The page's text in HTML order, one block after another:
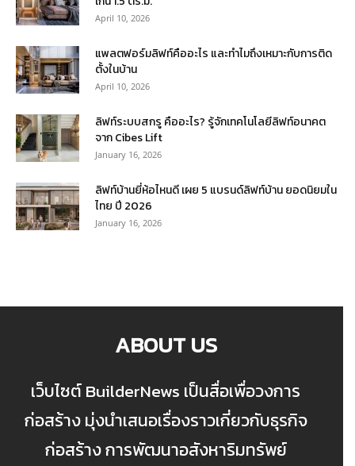
April 10, 2026
แพลตฟอร์มลิฟท์คืออะไร และทำไมถึงเหมาะกับการติด
ตั้งในบ้าน
April 10, 2026
ลิฟท์ระบบสกรู คืออะไร? รู้จักเทคโนโลยีลิฟท์อนาคต
จาก Cibes Lift
January 16, 2026
ลิฟท์บ้านยี่ห้อไหนดี เผย 5 แบรนด์ลิฟท์บ้าน ยอดนิยมใน
ไทย ปี 2026
January 16, 2026
ABOUT US
เว็บไซต์ BuilderNews เป็นสื่อเพื่อวงการ
ก่อสร้าง มุ่งนำเสนอเรื่องราวเกี่ยวกับธุรกิจ
ก่อสร้าง การพัฒนาอสังหาริมทรัพย์